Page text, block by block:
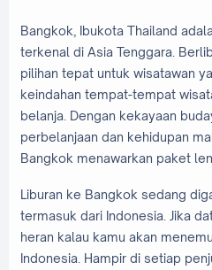
Bangkok, Ibukota Thailand
terkenal di Asia Tenggara.
pilihan tepat untuk wisatawan
keindahan tempat-tempat
belanja. Dengan kekayaan
perbelanjaan dan kehidupan
Bangkok menawarkan paket
Liburan ke Bangkok sedang
termasuk dari Indonesia. Jika
heran kalau kamu akan
Indonesia. Hampir di setiap